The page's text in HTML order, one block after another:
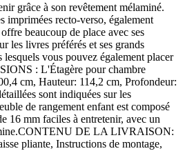
grâce à son revêtement mélaminé.
imprimées recto-verso, également
beaucoup de place avec ses
les livres préférés et ses grands
lesquels vous pouvez également placer
: L'Étagère pour chambre
cm, Hauteur: 114,2 cm, Profondeur:
sont indiquées sur les
de rangement enfant est composé
16 mm faciles à entretenir, avec un
DE LA LIVRAISON:
pliante, Instructions de montage,